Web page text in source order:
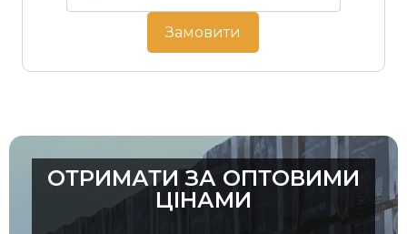
Замовити
ОТРИМАТИ ЗА ОПТОВИМИ
ЦІНАМИ